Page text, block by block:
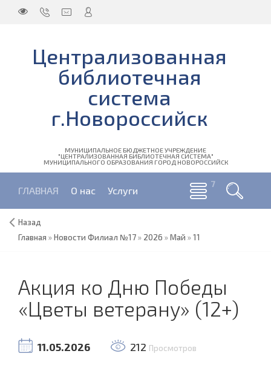
Централизованная
библиотечная
система
г.Новороссийск
МУНИЦИПАЛЬНОЕ БЮДЖЕТНОЕ УЧРЕЖДЕНИЕ
"ЦЕНТРАЛИЗОВАННАЯ БИБЛИОТЕЧНАЯ СИСТЕМА"
МУНИЦИПАЛЬНОГО ОБРАЗОВАНИЯ ГОРОД НОВОРОССИЙСК
ГЛАВНАЯ О нас Услуги
Назад
Главная »Новости Филиал №17» 2026 »Май »11
Акция ко Дню Победы
«Цветы ветерану» (12+)
11.05.2026 212 Просмотров